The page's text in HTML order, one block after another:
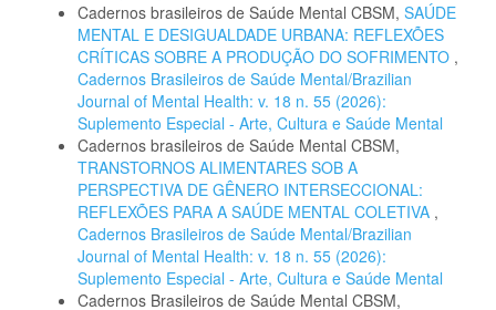
Cadernos brasileiros de Saúde Mental CBSM, SAÚDE
MENTAL E DESIGUALDADE URBANA: REFLEXÕES
CRÍTICAS SOBRE A PRODUÇÃO DO SOFRIMENTO ,
Cadernos Brasileiros de Saúde Mental/Brazilian
Journal of Mental Health: v. 18 n. 55 (2026):
Suplemento Especial - Arte, Cultura e Saúde Mental
Cadernos brasileiros de Saúde Mental CBSM,
TRANSTORNOS ALIMENTARES SOB A
PERSPECTIVA DE GÊNERO INTERSECCIONAL:
REFLEXÕES PARA A SAÚDE MENTAL COLETIVA ,
Cadernos Brasileiros de Saúde Mental/Brazilian
Journal of Mental Health: v. 18 n. 55 (2026):
Suplemento Especial - Arte, Cultura e Saúde Mental
Cadernos Brasileiros de Saúde Mental CBSM,